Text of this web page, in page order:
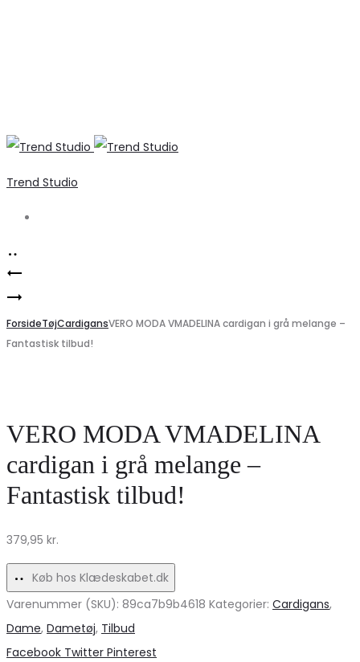
Trend Studio
Product
navigation
Cashmere
Strik
Melange
–
Udsalg!
Elegant
Efterårs
Kjole
Uundgåelig
Stil
ForsideTøjCardigansVERO MODA VMADELINA cardigan i grå melange –
Fantastisk tilbud!
VERO MODA VMADELINA
cardigan i grå melange –
Fantastisk tilbud!
379,95 kr.
Køb hos Klædeskabet.dk
Varenummer (SKU): 89ca7b9b4618 Kategorier: Cardigans,
Dame, Dametøj, Tilbud
Share
Facebook Twitter Pinterest